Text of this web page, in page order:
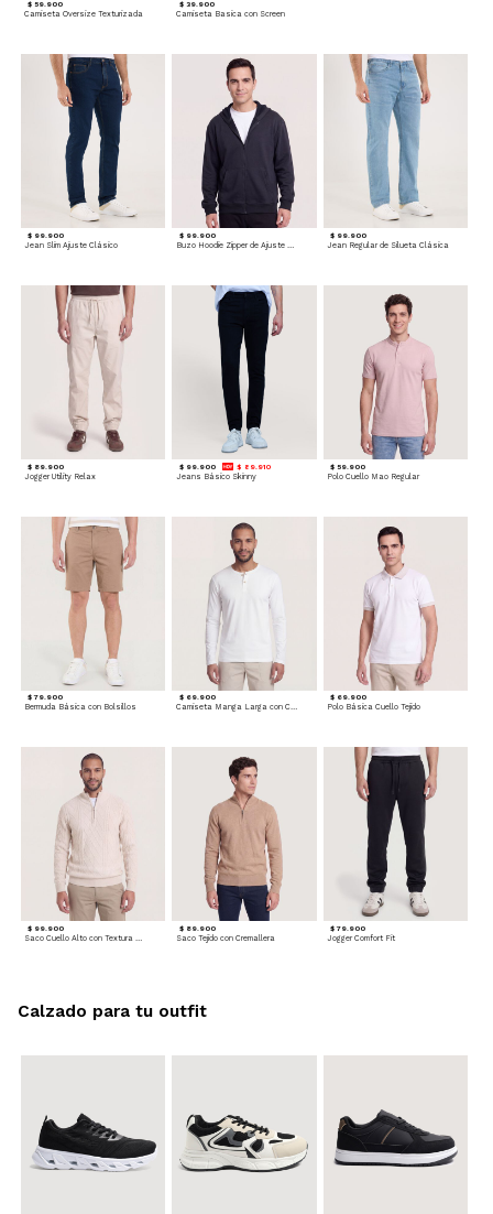
$ 59.900
Camiseta Oversize Texturizada
$ 39.900
Camiseta Basica con Screen
$ 99.900
Jean Slim Ajuste Clásico
$ 99.900 $ 99.900
Jean Regular de Silueta Clásica
$ 89.900
Jogger Utility Relax
$ 99.900 $ 89.910
Jeans Básico Skinny
$ 59.900
Polo Cuello Mao Regular
$ 79.900
Bermuda Básica con Bolsillos
$ 69.900
Camiseta Manga Larga con Cuello Henley
$ 69.900
Polo Básica Cuello Tejido
$ 99.900
Saco Cuello Alto con Textura Trenzada
$ 89.900
Saco Tejido con Cremallera
$ 79.900
Jogger Comfort Fit
Calzado para tu outfit